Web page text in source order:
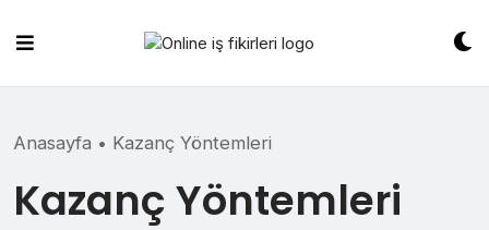
content
Anasayfa • Kazanç Yöntemleri
Kazanç Yöntemleri